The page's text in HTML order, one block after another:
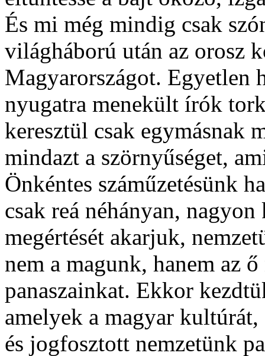
És mi még mindig csak
világháború után az orosz
Magyarországot. Egyetlen
nyugatra menekült írók
keresztül csak egymásnak
mindazt a szörnyűséget,
Önkéntes száműzetésünk
csak reá néhányan,
megértését akarjuk,
nem a magunk, hanem az
panaszainkat. Ekkor
amelyek a magyar
és jogfosztott nemzetünk